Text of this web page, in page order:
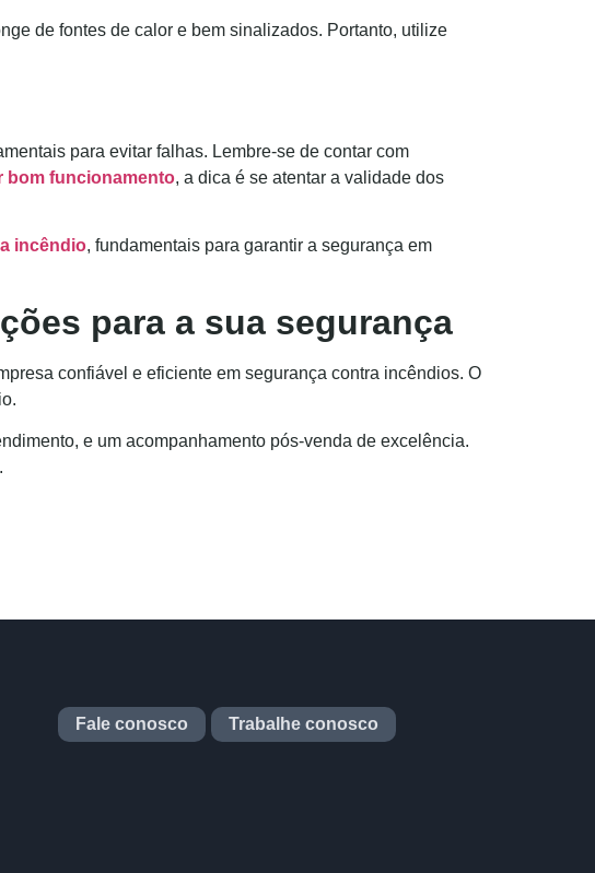
de fontes de calor e bem sinalizados. Portanto, utilize
para evitar falhas. Lembre-se de contar com
bom funcionamento, a dica é se atentar a validade dos
incêndio, fundamentais para garantir a segurança em
para a sua segurança
confiável e eficiente em segurança contra incêndios. O
e um acompanhamento pós-venda de excelência.
.
Fale conosco Trabalhe conosco